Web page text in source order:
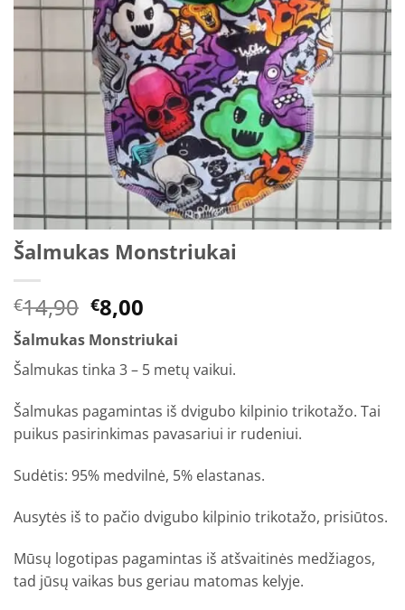
Šalmukas Monstriukai
€14,90 Original
price
was:
€14,90.
€8,00
price
is:
€8,00.
Šalmukas Monstriukai
Šalmukas tinka 3 – 5 metų vaikui.
Šalmukas pagamintas iš dvigubo kilpinio trikotažo. Tai
puikus pasirinkimas pavasariui ir rudeniui.
Sudėtis: 95% medvilnė, 5% elastanas.
Ausytės iš to pačio dvigubo kilpinio trikotažo, prisiūtos.
Mūsų logotipas pagamintas iš atšvaitinės medžiagos,
tad jūsų vaikas bus geriau matomas kelyje.